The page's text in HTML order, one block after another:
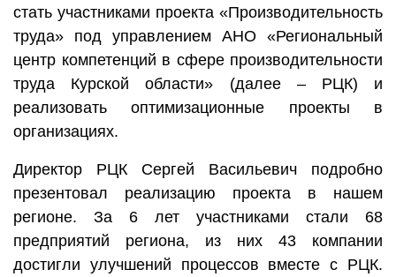
стать участниками проекта «Производительность
труда» под управлением АНО «Региональный
центр компетенций в сфере производительности
труда Курской области» (далее – РЦК) и
реализовать оптимизационные проекты в
организациях.
Директор РЦК Сергей Васильевич подробно
презентовал реализацию проекта в нашем
регионе. За 6 лет участниками стали 68
предприятий региона, из них 43 компании
достигли улучшений процессов вместе с РЦК.